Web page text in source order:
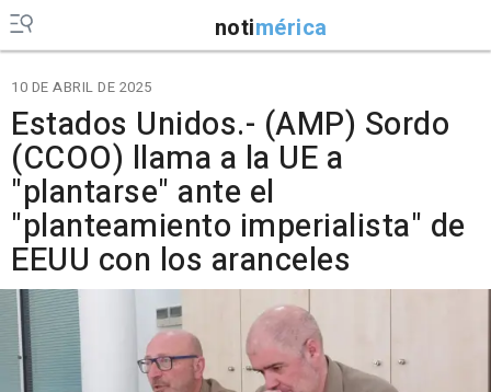
notimérica
10 DE ABRIL DE 2025
Estados Unidos.- (AMP) Sordo
(CCOO) llama a la UE a
"plantarse" ante el
"planteamiento imperialista" de
EEUU con los aranceles